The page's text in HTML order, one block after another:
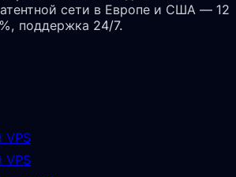
сети в Европе и США — 12
поддержка 24/7.
VPS
VPS